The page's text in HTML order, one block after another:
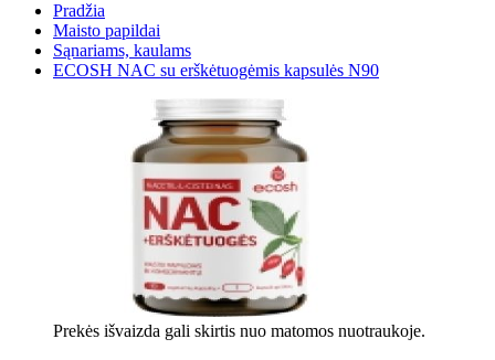
Pradžia
Maisto papildai
Sąnariams, kaulams
ECOSH NAC su erškėtuogėmis kapsulės N90
Prekės išvaizda gali skirtis nuo matomos nuotraukoje.